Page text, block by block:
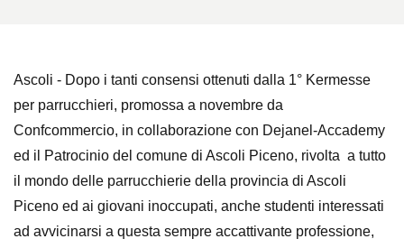
Ascoli - Dopo i tanti consensi ottenuti dalla 1° Kermesse
per parrucchieri, promossa a novembre da
Confcommercio, in collaborazione con Dejanel-Accademy
ed il Patrocinio del comune di Ascoli Piceno, rivolta a tutto
il mondo delle parrucchierie della provincia di Ascoli
Piceno ed ai giovani inoccupati, anche studenti interessati
ad avvicinarsi a questa sempre accattivante professione,